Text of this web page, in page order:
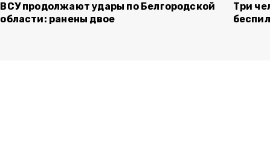
ВСУ продолжают удары по Белгородской
области: ранены двое
Три